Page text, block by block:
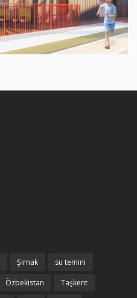
Şırnak
su temini
Özbekistan
Taşkent